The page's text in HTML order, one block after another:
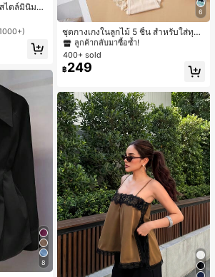
ตล์มินิมอล
ะสำหรับก
8
6
ชุดกางเกงในลูกไม้ 5 ชิ้น สำหรับใส่ทุกวั
น
#1 ขายดี
ลูกค้ากลับมาซื้อซ้ำ!
#1 ขายดี
ลูกค้ากลับมาซื้อซ้ำ!
#1 ขายดี
ลูกค้ากลับมาซื้อซ้ำ!
#1 ขายดี
400+ sold
฿249